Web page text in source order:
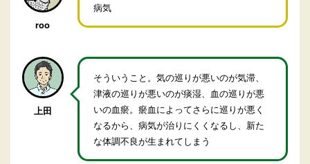
roo
病気
上田
そういうこと。気の巡りが悪いのが気滞、
津液の巡りが悪いのが痰湿、血の巡りが悪
いの血瘀。瘀血によってさらに巡りが悪く
なるから、病気が治りにくくなるし、新た
な体調不良が生まれてしまう